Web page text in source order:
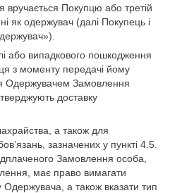
Покупцю або третій
як одержувач (далі Покупець і
або випадкового пошкодження
з моменту передачі йому
Одержувачем Замовлення
доставку
а також для
зазначених у пункті 4.5.
Замовлення особа,
має право вимагати
Одержувача, а також вказати тип